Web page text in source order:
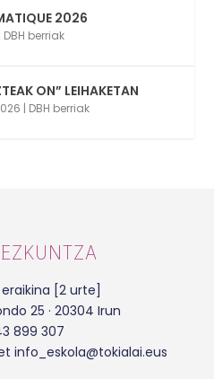
2026
DBH berriak
ON” LEIHAKETAN
| DBH berriak
[2 urte]
25 · 20304 Irun
899 307
info_eskola@tokialai.eus